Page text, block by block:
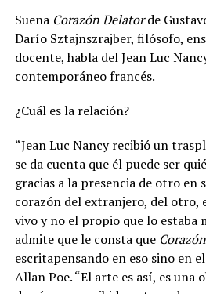
Suena Corazón Delatorde
Darío Sztajnszrajber, filósofo,
docente, habla del Jean Luc
contemporáneo francés.
¿Cuál es la relación?
“Jean Luc Nancy recibió un
se da cuenta que él puede ser
gracias a la presencia de otro en
corazón del extranjero, del otro,
vivo y no el propio que lo estaba
admite que le consta que
escritapensando en eso sino en
Allan Poe. “El arte es así, es una